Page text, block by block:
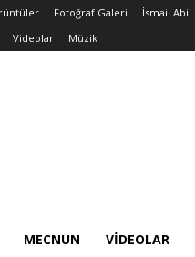
Fotoğraf Galeri İsmail Abi
Videolar Müzik
MECNUN VIDEOLAR